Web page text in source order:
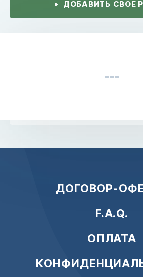
ДОБАВИТЬ СВОЕ
ДОГОВОР-
F.A.Q.
ОПЛАТА